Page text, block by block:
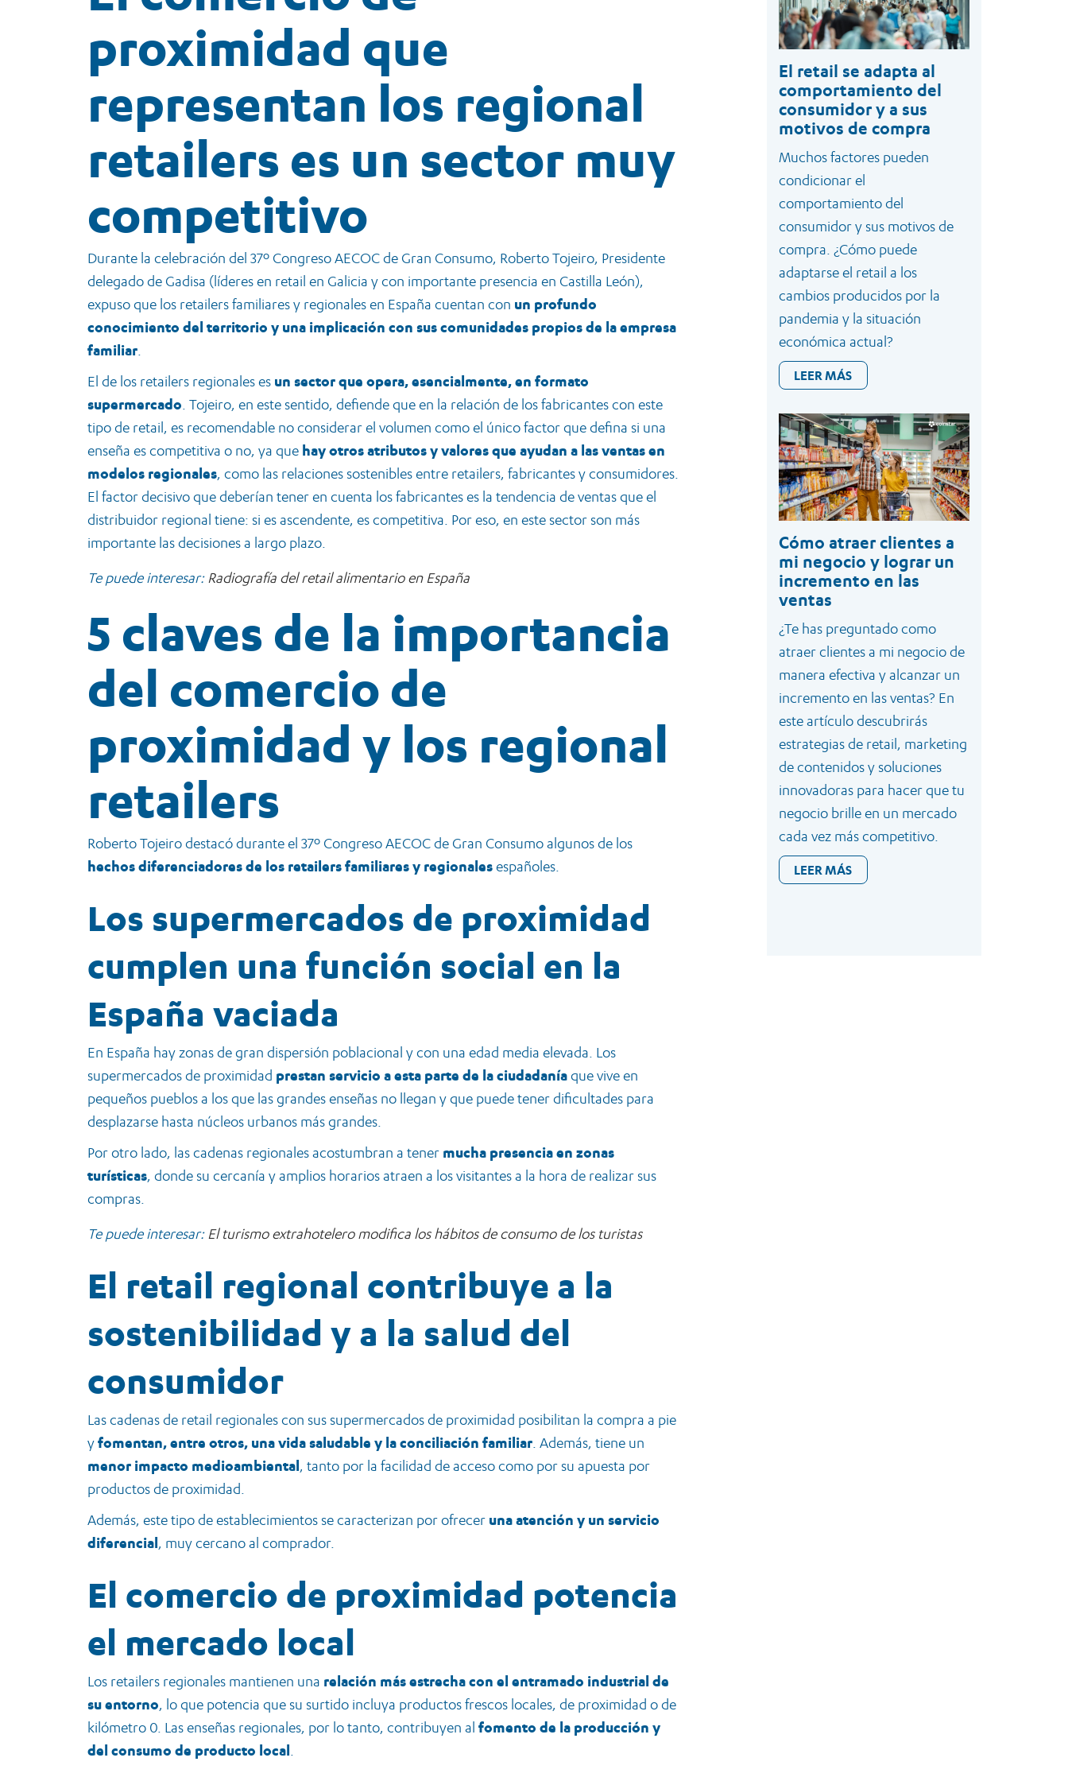
proximidad que
representan los regional
retailers es un sector muy
competitivo
Durante la celebración del 37º Congreso AECOC de Gran Consumo, Roberto Tojeiro, Presidente
delegado de Gadisa (líderes en retail en Galicia y con importante presencia en Castilla León),
expuso que los retailers familiares y regionales en España cuentan con un profundo
conocimiento del territorio y una implicación con sus comunidades propios de la empresa
familiar.
El de los retailers regionales es un sector que opera, esencialmente, en formato
supermercado . Tojeiro, en este sentido, defiende que en la relación de los fabricantes con este
tipo de retail, es recomendable no considerar el volumen como el único factor que defina si una
enseña es competitiva o no, ya que hay otros atributos y valores que ayudan a las ventas en
modelos regionales, como las relaciones sostenibles entre retailers, fabricantes y consumidores.
El factor decisivo que deberían tener en cuenta los fabricantes es la tendencia de ventas que el
distribuidor regional tiene: si es ascendente, es competitiva. Por eso, en este sector son más
importante las decisiones a largo plazo.
Te puede interesar: Radiografía del retail alimentario en España
5 claves de la importancia
del comercio de
proximidad y los regional
retailers
Roberto Tojeiro destacó durante el 37º Congreso AECOC de Gran Consumo algunos de los
hechos diferenciadores de los retailers familiares y regionalesespañoles.
Los supermercados de proximidad
cumplen una función social en la
España vaciada
En España hay zonas de gran dispersión poblacional y con una edad media elevada. Los
supermercados de proximidad prestan servicio a esta parte de la ciudadaníaque vive en
pequeños pueblos a los que las grandes enseñas no llegan y que puede tener dificultades para
desplazarse hasta núcleos urbanos más grandes.
Por otro lado, las cadenas regionales acostumbran a tener mucha presencia en zonas
turísticas, donde su cercanía y amplios horarios atraen a los visitantes a la hora de realizar sus
compras.
Te puede interesar: El turismo extrahotelero modifica los hábitos de consumo de los turistas
El retail regional contribuye a la
sostenibilidad y a la salud del
consumidor
Las cadenas de retail regionales con sus supermercados de proximidad posibilitan la compra a pie
yfomentan, entre otros, una vida saludable y la conciliación familiar. Además, tiene un
menor impacto medioambiental , tanto por la facilidad de acceso como por su apuesta por
productos de proximidad.
Además, este tipo de establecimientos se caracterizan por ofrecer una atención y un servicio
diferencial , muy cercano al comprador.
El comercio de proximidad potencia
el mercado local
Los retailers regionales mantienen una relación más estrecha con el entramado industrial de
su entorno, lo que potencia que su surtido incluya productos frescos locales, de proximidad o de
kilómetro 0. Las enseñas regionales, por lo tanto, contribuyen al fomento de la producción y
del consumo de producto local
El retail se adapta al
comportamiento del
consumidor y a sus
motivos de compra
Muchos factores pueden
condicionar el
comportamiento del
consumidor y sus motivos de
compra. ¿Cómo puede
adaptarse el retail a los
cambios producidos por la
pandemia y la situación
económica actual?
LEER MÁS
Cómo atraer clientes a
mi negocio y lograr un
incremento en las
ventas
¿Te has preguntado como
atraer clientes a mi negocio de
manera efectiva y alcanzar un
incremento en las ventas? En
este artículo descubrirás
estrategias de retail, marketing
de contenidos y soluciones
innovadoras para hacer que tu
negocio brille en un mercado
cada vez más competitivo.
LEER MÁS